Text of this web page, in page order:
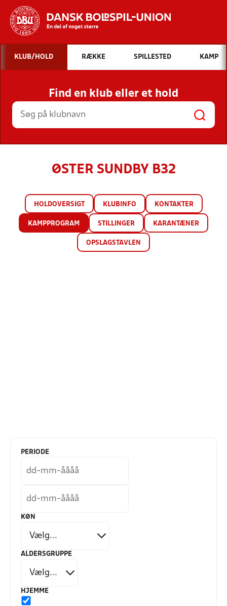
Hvad vil du søge efter?
INDHOLD OG NYHEDER
STILLINGER, RESULTATER, KLUBBER OG
HOLD
KLUB/HOLD RÆKKE SPILLESTED KAMP
Find en klub eller et hold
ØSTER SUNDBY B32
HOLDOVERSIGT KLUBINFO KONTAKTER
KAMPPROGRAM STILLINGER KARANTÆNER
OPSLAGSTAVLEN
PERIODE
KØN
ALDERSGRUPPE
HJEMME